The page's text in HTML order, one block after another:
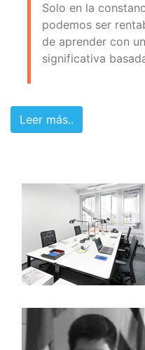
Solo en la
podemos ser
de aprender con
significativa
Leer más..